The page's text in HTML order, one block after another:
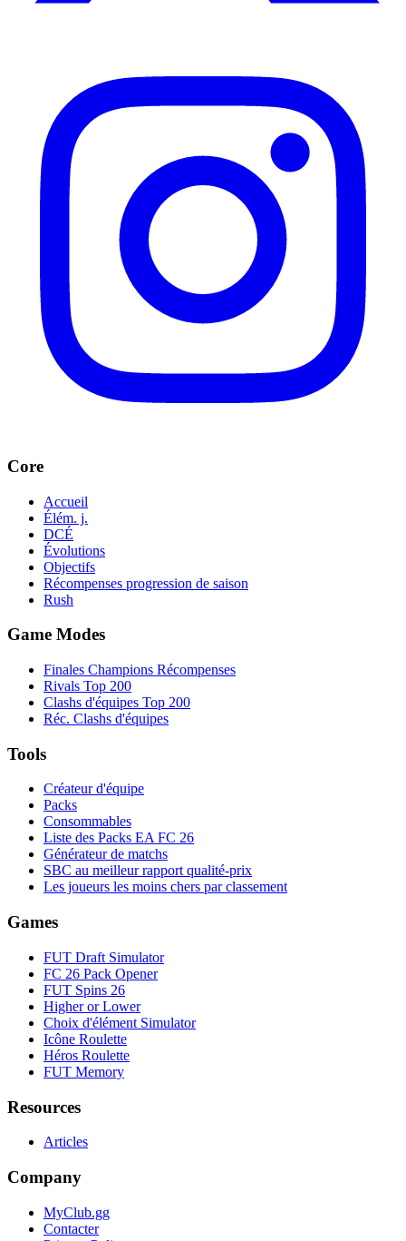
Core
Accueil
Élém. j.
DCÉ
Évolutions
Objectifs
Récompenses progression de saison
Rush
Game Modes
Finales Champions Récompenses
Rivals Top 200
Clashs d'équipes Top 200
Réc. Clashs d'équipes
Tools
Créateur d'équipe
Packs
Consommables
Liste des Packs EA FC 26
Générateur de matchs
SBC au meilleur rapport qualité-prix
Les joueurs les moins chers par classement
Games
FUT Draft Simulator
FC 26 Pack Opener
FUT Spins 26
Higher or Lower
Choix d'élément Simulator
Icône Roulette
Héros Roulette
FUT Memory
Resources
Articles
Company
MyClub.gg
Contacter